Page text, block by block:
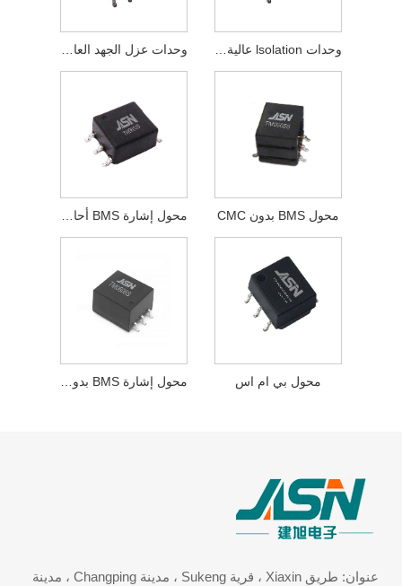
وحدات lsolation عالية الجهد
محول إشارة BMS أحادي القناة محول BMS بدون CMC
محول إشارة BMS بدون CMC محول بي ام اس
عنوان: طريق Xiaxin ، قرية Sukeng ، مدينة Changping ، مدينة